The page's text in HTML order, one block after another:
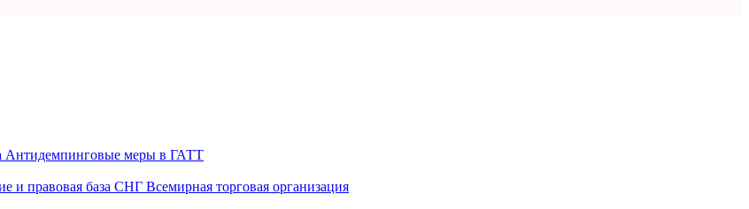
Антидемпинговые меры в ГАТТ
и правовая база СНГ Всемирная торговая организация